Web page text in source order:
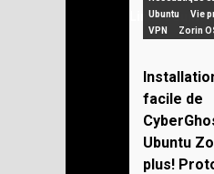
Ubuntu
Vie
VPN
Zorin
facile de
Ubuntu
plus!